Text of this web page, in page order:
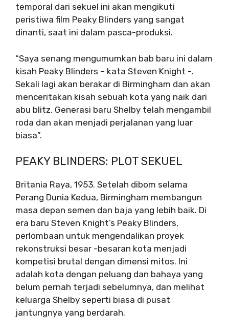
temporal dari sekuel ini akan mengikuti
peristiwa film Peaky Blinders yang sangat
dinanti, saat ini dalam pasca-produksi.
“Saya senang mengumumkan bab baru ini dalam
kisah Peaky Blinders – kata Steven Knight -.
Sekali lagi akan berakar di Birmingham dan akan
menceritakan kisah sebuah kota yang naik dari
abu blitz. Generasi baru Shelby telah mengambil
roda dan akan menjadi perjalanan yang luar
biasa”.
PEAKY BLINDERS: PLOT SEKUEL
Britania Raya, 1953. Setelah dibom selama
Perang Dunia Kedua, Birmingham membangun
masa depan semen dan baja yang lebih baik. Di
era baru Steven Knight’s Peaky Blinders,
perlombaan untuk mengendalikan proyek
rekonstruksi besar -besaran kota menjadi
kompetisi brutal dengan dimensi mitos. Ini
adalah kota dengan peluang dan bahaya yang
belum pernah terjadi sebelumnya, dan melihat
keluarga Shelby seperti biasa di pusat
jantungnya yang berdarah.